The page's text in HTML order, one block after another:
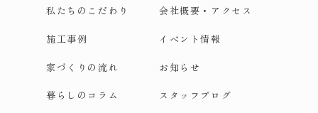
私たちのこだわり 会社概要・アクセス
施工事例 イベント情報
家づくりの流れ お知らせ
暮らしのコラム スタッフブログ